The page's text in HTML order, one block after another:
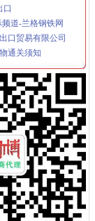
道-兰格钢铁网
口贸易有限公司
通关须知
年海关进出口税则
品网上交易会--宁波出
第一重庆七月外贸创新
贸易资料下载_爱问共
博客
中港一条龙
口英才网,进出口人才
理进口|代理出口|北京